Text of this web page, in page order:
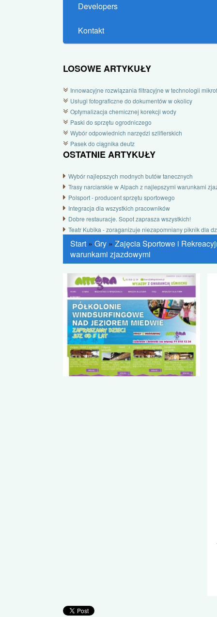
Developers
Kontakt
LOSOWE ARTYKUŁY
Innowacyjne rozwiązania filtracyjne w technologii
Usługi fotograficzne do dokumentów w okolicy
Optymalizacja chemicznej korekcji wody
Paski do sprzętu ogrodniczego
Wybór odpowiednich narzędzi szlifierskich
Pasek do ciągnika deutz
OSTATNIE ARTYKUŁY
Wybór najlepszych modnych butów tanecznych
Trasy narciarskie w Alpach z najlepszymi warunkami
Polsport - producent sprzętu sportowego
Integracja dla wszystkich pracowników
Dobre restauracje. Sopot zaprasza wszystkich!
Teatr Kubika - zoraganizuje niezapomniany piknik dla
Start » Gry » Zajęcia Sportowe i
warunkami zjazdowymi